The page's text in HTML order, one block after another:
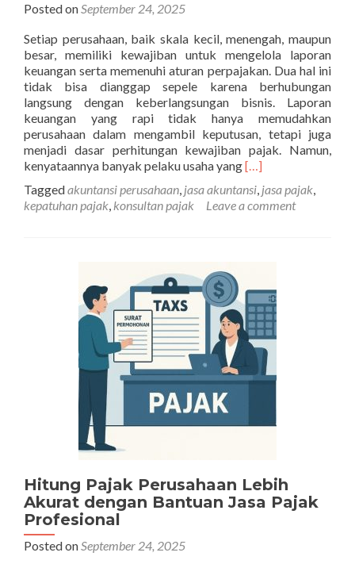
Posted onSeptember 24, 2025
Setiap perusahaan, baik skala kecil, menengah, maupun
besar, memiliki kewajiban untuk mengelola laporan
keuangan serta memenuhi aturan perpajakan. Dua hal ini
tidak bisa dianggap sepele karena berhubungan
langsung dengan keberlangsungan bisnis. Laporan
keuangan yang rapi tidak hanya memudahkan
perusahaan dalam mengambil keputusan, tetapi juga
menjadi dasar perhitungan kewajiban pajak. Namun,
kenyataannya banyak pelaku usaha yangRead
about
Kelebihan
Pajak
Dibanding
Mengurus
Sendiri
[…]
Taggedakuntansi perusahaan, jasa akuntansi, jasa pajak,
kepatuhan pajak, konsultan pajak Leave a comment
Hitung Pajak Perusahaan Lebih
Akurat dengan Bantuan Jasa Pajak
Profesional
Posted onSeptember 24, 2025